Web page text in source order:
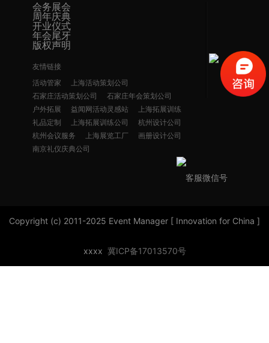
会务展会
周年庆典
开业仪式
年会尾牙
版权声明
友情链接
活动管家
上海活动策划公司
石家庄活动策划公司
石家庄年会策划公司
户外拓展
益闻网活动灵感站
上海拓展训练
礼品定制
上海拓展训练公司
杭州设计公司
杭州会议服务
上海展览工厂
画册设计公司
南京礼仪庆典公司
客服微信号
Copyright (c) 2011-2025 Event Manager [ Innovation for China ]
xxxx 冀ICP备17013570号